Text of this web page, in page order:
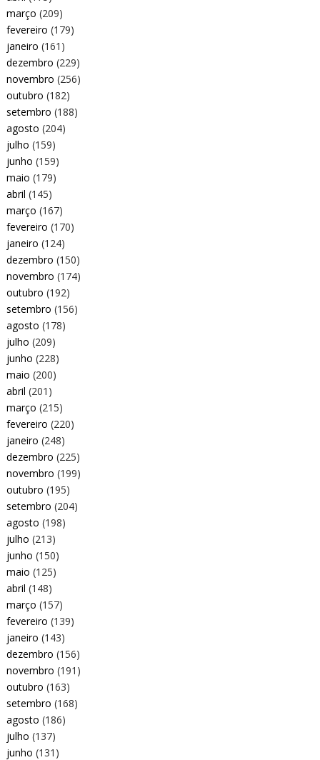
março (209)
fevereiro (179)
janeiro (161)
dezembro (229)
novembro (256)
outubro (182)
setembro (188)
agosto (204)
julho (159)
junho (159)
maio (179)
abril (145)
março (167)
fevereiro (170)
janeiro (124)
dezembro (150)
novembro (174)
outubro (192)
setembro (156)
agosto (178)
julho (209)
junho (228)
maio (200)
abril (201)
março (215)
fevereiro (220)
janeiro (248)
dezembro (225)
novembro (199)
outubro (195)
setembro (204)
agosto (198)
julho (213)
junho (150)
maio (125)
abril (148)
março (157)
fevereiro (139)
janeiro (143)
dezembro (156)
novembro (191)
outubro (163)
setembro (168)
agosto (186)
julho (137)
junho (131)